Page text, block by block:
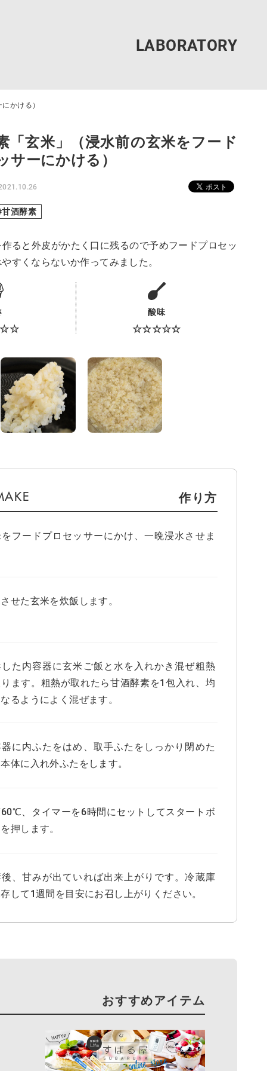
かける）
「玄米」（浸水前の玄米をフード
サーにかける）
甘酒酵素
ると外皮がかたく口に残るので予めフードプロセッ
すくならないか作ってみました。
酸味
☆☆☆☆☆
作り方
フードプロセッサーにかけ、一晩浸水させま
せた玄米を炊飯します。
た内容器に玄米ご飯と水を入れかき混ぜ粗熱
ます。粗熱が取れたら甘酒酵素を1包入れ、均
るようによく混ぜます。
に内ふたをはめ、取手ふたをしっかり閉めた
体に入れ外ふたをします。
、タイマーを6時間にセットしてスタートボ
押します。
、甘みが出ていれば出来上がりです。冷蔵庫
して1週間を目安にお召し上がりください。
おすすめアイテム